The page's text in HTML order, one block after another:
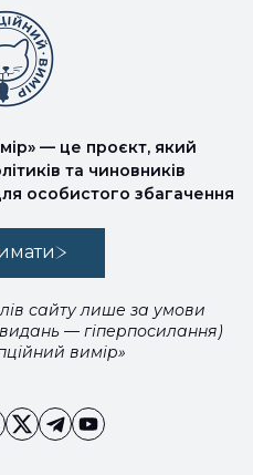
— це проєкт, який
та чиновників
особистого збагачення
сайту лише за умови
— гіперпосилання)
вимір»